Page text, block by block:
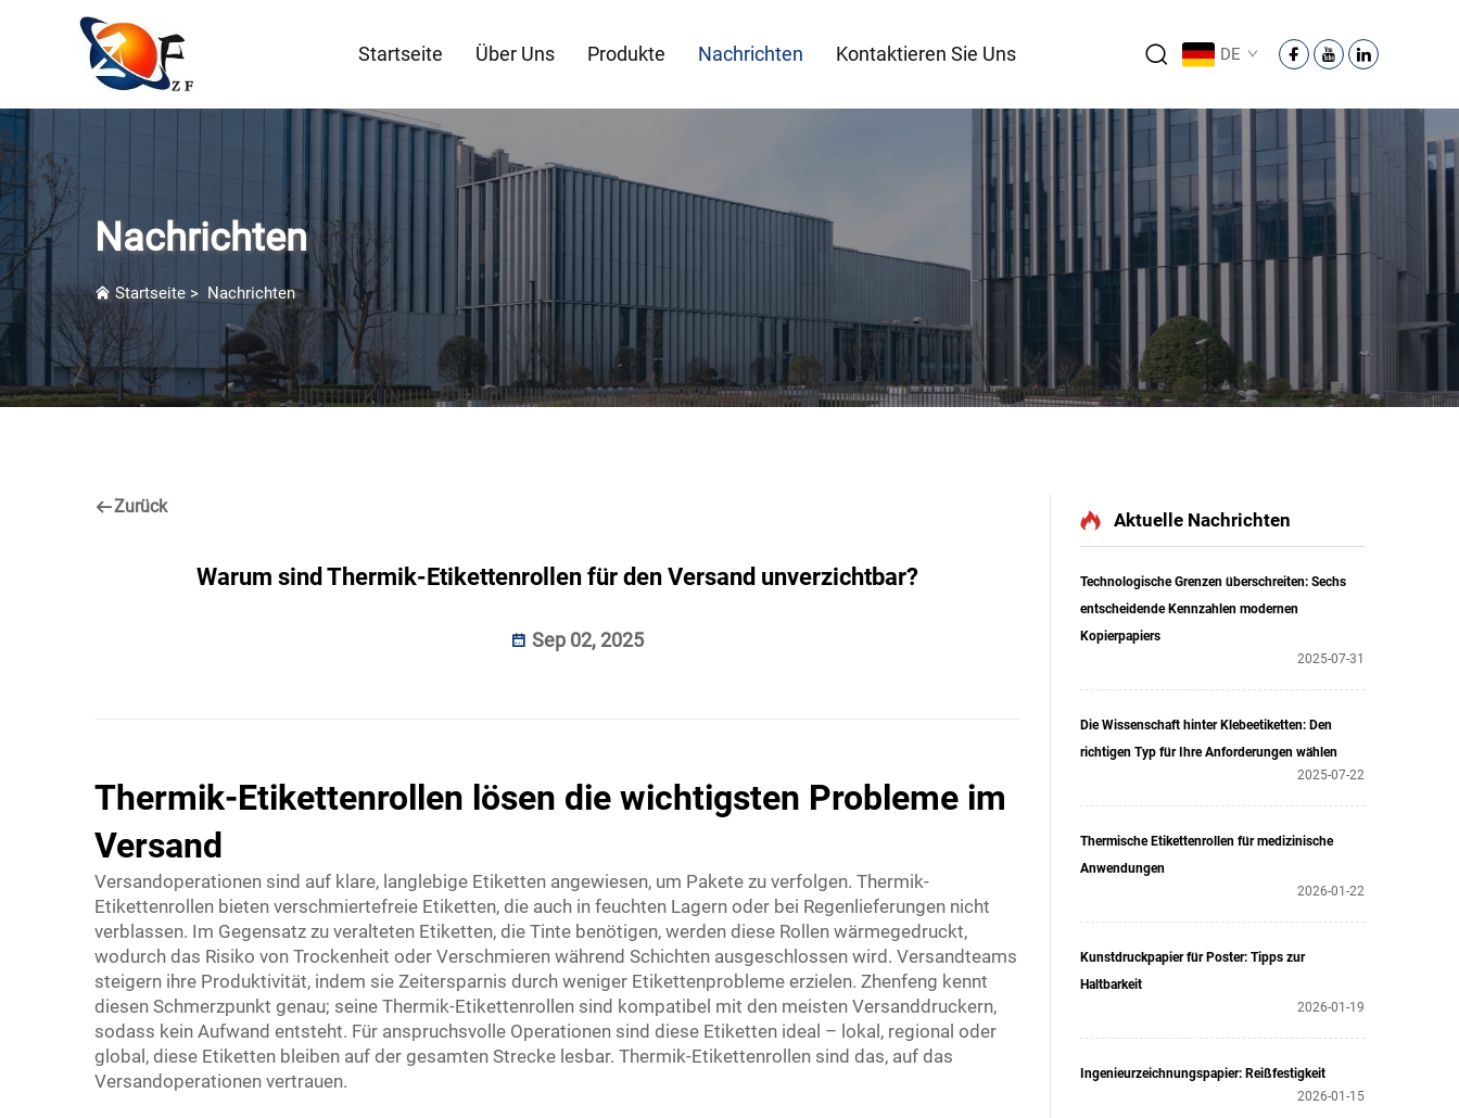
Startseite Über Uns Produkte Nachrichten Kontaktieren Sie Uns DE
Nachrichten
Startseite > Nachrichten
Zurück
Warum sind Thermik-Etikettenrollen für den Versand unverzichtbar?
Sep 02, 2025
Thermik-Etikettenrollen lösen die wichtigsten Probleme im
Versand
Versandoperationen sind auf klare, langlebige Etiketten angewiesen, um Pakete zu verfolgen. Thermik-
Etikettenrollen bieten verschmiertefreie Etiketten, die auch in feuchten Lagern oder bei Regenlieferungen nicht
verblassen. Im Gegensatz zu veralteten Etiketten, die Tinte benötigen, werden diese Rollen wärmegedruckt,
wodurch das Risiko von Trockenheit oder Verschmieren während Schichten ausgeschlossen wird. Versandteams
steigern ihre Produktivität, indem sie Zeitersparnis durch weniger Etikettenprobleme erzielen. Zhenfeng kennt
diesen Schmerzpunkt genau; seine Thermik-Etikettenrollen sind kompatibel mit den meisten Versanddruckern,
sodass kein Aufwand entsteht. Für anspruchsvolle Operationen sind diese Etiketten ideal – lokal, regional oder
global, diese Etiketten bleiben auf der gesamten Strecke lesbar. Thermik-Etikettenrollen sind das, auf das
Versandoperationen vertrauen.
Aktuelle Nachrichten
Technologische Grenzen überschreiten: Sechs
entscheidende Kennzahlen modernen
Kopierpapiers
2025-07-31
Die Wissenschaft hinter Klebeetiketten: Den
richtigen Typ für Ihre Anforderungen wählen
2025-07-22
Thermische Etikettenrollen für medizinische
Anwendungen
2026-01-22
Kunstdruckpapier für Poster: Tipps zur
Haltbarkeit
2026-01-19
Ingenieurzeichnungspapier: Reißfestigkeit
2026-01-15